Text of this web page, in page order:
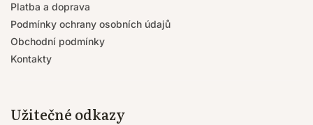
Platba a doprava
Podmínky ochrany osobních údajů
Obchodní podmínky
Kontakty
Užitečné odkazy